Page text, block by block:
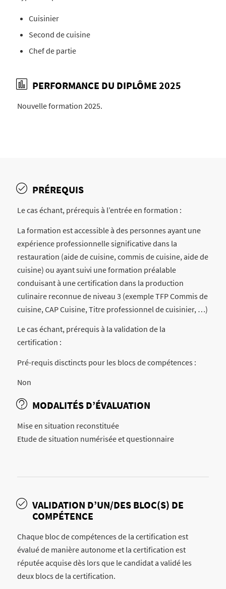
Cuisinier
Second de cuisine
Chef de partie
PERFORMANCE DU DIPLÔME 2025
Nouvelle formation 2025.
PRÉREQUIS
Le cas échant, prérequis à l’entrée en formation :
La formation est accessible à des personnes ayant une
expérience professionnelle significative dans la
restauration (aide de cuisine, commis de cuisine, aide de
cuisine) ou ayant suivi une formation préalable
conduisant à une certification dans la production
culinaire reconnue de niveau 3 (exemple TFP Commis de
cuisine, CAP Cuisine, Titre professionnel de cuisinier, …)
Le cas échant, prérequis à la validation de la
certification :
Pré-requis disctincts pour les blocs de compétences :
Non
MODALITÉS D’ÉVALUATION
Mise en situation reconstituée
Etude de situation numérisée et questionnaire
VALIDATION D’UN/DES BLOC(S) DE
COMPÉTENCE
Chaque bloc de compétences de la certification est
évalué de manière autonome et la certification est
réputée acquise dès lors que le candidat a validé les
deux blocs de la certification.